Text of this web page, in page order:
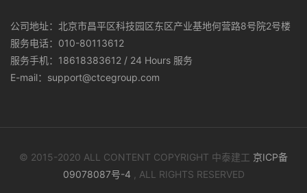
公司地址：北京市昌平区科技园区东区产业基地何营路8号院2号楼
服务电话：010-80113612
服务手机：18618383612 / 24 Hours 服务
E-mail：support@ctcegroup.com
© 2015-2020 ALL CONTENT COPYRIGHT 中泰建工 京ICP备
09078087号-4 , ALL RIGHTS RESERVED